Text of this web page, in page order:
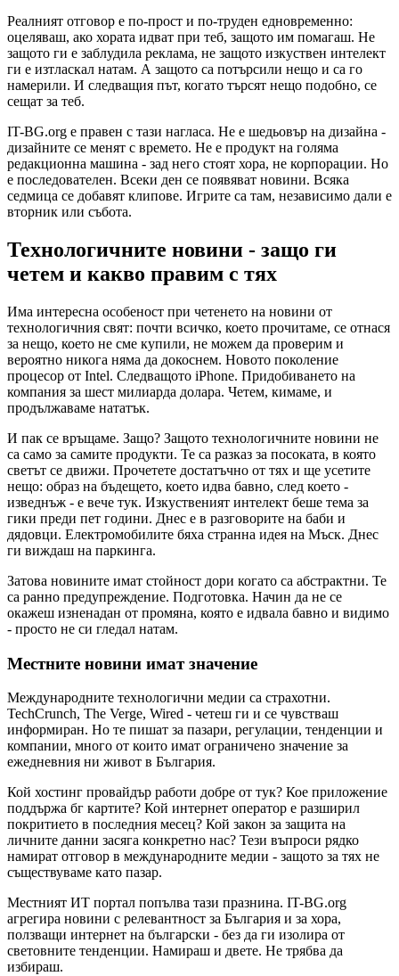
Реалният отговор е по-прост и по-труден едновременно:
оцеляваш, ако хората идват при теб, защото им помагаш. Не
защото ги е заблудила реклама, не защото изкуствен интелект
ги е изтласкал натам. А защото са потърсили нещо и са го
намерили. И следващия път, когато търсят нещо подобно, се
сещат за теб.
IT-BG.org е правен с тази нагласа. Не е шедьовър на дизайна -
дизайните се менят с времето. Не е продукт на голяма
редакционна машина - зад него стоят хора, не корпорации. Но
е последователен. Всеки ден се появяват новини. Всяка
седмица се добавят клипове. Игрите са там, независимо дали е
вторник или събота.
Технологичните новини - защо ги
четем и какво правим с тях
Има интересна особеност при четенето на новини от
технологичния свят: почти всичко, което прочитаме, се отнася
за нещо, което не сме купили, не можем да проверим и
вероятно никога няма да докоснем. Новото поколение
процесор от Intel. Следващото iPhone. Придобиването на
компания за шест милиарда долара. Четем, кимаме, и
продължаваме нататък.
И пак се връщаме. Защо? Защото технологичните новини не
са само за самите продукти. Те са разказ за посоката, в която
светът се движи. Прочетете достатъчно от тях и ще усетите
нещо: образ на бъдещето, което идва бавно, след което -
изведнъж - е вече тук. Изкуственият интелект беше тема за
гики преди пет години. Днес е в разговорите на баби и
дядовци. Електромобилите бяха странна идея на Мъск. Днес
ги виждаш на паркинга.
Затова новините имат стойност дори когато са абстрактни. Те
са ранно предупреждение. Подготовка. Начин да не се
окажеш изненадан от промяна, която е идвала бавно и видимо
- просто не си гледал натам.
Местните новини имат значение
Международните технологични медии са страхотни.
TechCrunch, The Verge, Wired - четеш ги и се чувстваш
информиран. Но те пишат за пазари, регулации, тенденции и
компании, много от които имат ограничено значение за
ежедневния ни живот в България.
Кой хостинг провайдър работи добре от тук? Кое приложение
поддържа бг картите? Кой интернет оператор е разширил
покритието в последния месец? Кой закон за защита на
личните данни засяга конкретно нас? Тези въпроси рядко
намират отговор в международните медии - защото за тях не
съществуваме като пазар.
Местният ИТ портал попълва тази празнина. IT-BG.org
агрегира новини с релевантност за България и за хора,
ползващи интернет на български - без да ги изолира от
световните тенденции. Намираш и двете. Не трябва да
избираш.